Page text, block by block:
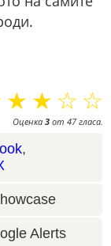
☆
☆
☆
☆
Оценка 3 от 47 гласа.
,
Alerts